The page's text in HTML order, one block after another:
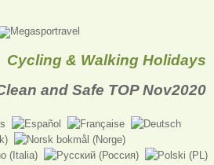
Cycling & Walking Holidays